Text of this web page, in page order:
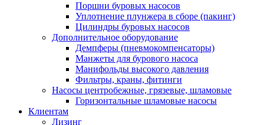
Поршни буровых насосов
Уплотнение плунжера в сборе (пакинг)
Цилиндры буровых насосов
Дополнительное оборудование
Демпферы (пневмокомпенсаторы)
Манжеты для бурового насоса
Манифольды высокого давления
Фильтры, краны, фитинги
Насосы центробежные, грязевые, шламовые
Горизонтальные шламовые насосы
Клиентам
Лизинг